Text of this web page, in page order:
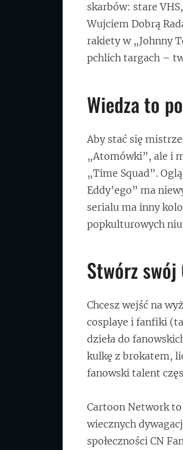
skarbów: stare
Wujciem Dobrą
rakiety w „Johnny
pchlich targach –
Wiedza to
Aby stać się
„Atomówki”, ale i
„Time Squad”.
Eddy’ego” ma
serialu ma inny
popkulturowych
Stwórz
Chcesz wejść na
cosplaye i fanfiki
dzieła do
kulkę z brokatem,
fanowski talent
Cartoon Network
wiecznych
społeczności CN